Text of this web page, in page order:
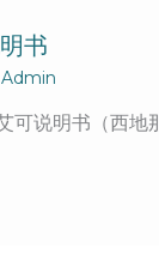
书
Admin
可说明书（西地